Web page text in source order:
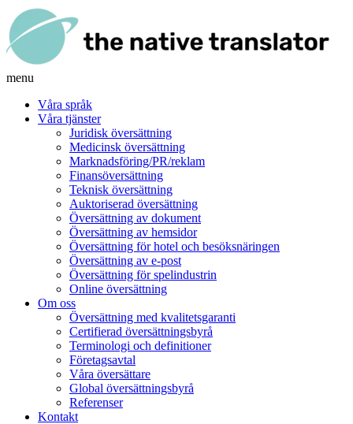
menu
Våra språk
Våra tjänster
Juridisk översättning
Medicinsk översättning
Marknadsföring/PR/reklam
Finansöversättning
Teknisk översättning
Auktoriserad översättning
Översättning av dokument
Översättning av hemsidor
Översättning för hotel och besöksnäringen
Översättning av e-post
Översättning för spelindustrin
Online översättning
Om oss
Översättning med kvalitetsgaranti
Certifierad översättningsbyrå
Terminologi och definitioner
Företagsavtal
Våra översättare
Global översättningsbyrå
Referenser
Kontakt